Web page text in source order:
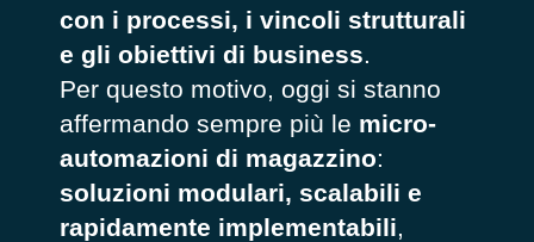
con i processi, i vincoli strutturali
e gli obiettivi di business.
Per questo motivo, oggi si stanno
affermando sempre più le micro-
automazioni di magazzino:
soluzioni modulari, scalabili e
rapidamente implementabili,